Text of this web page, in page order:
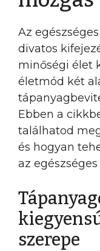
Az
divatos
minőségi élet
életmód két
Ebben a
találhatod
és hogyan
az
szerepe